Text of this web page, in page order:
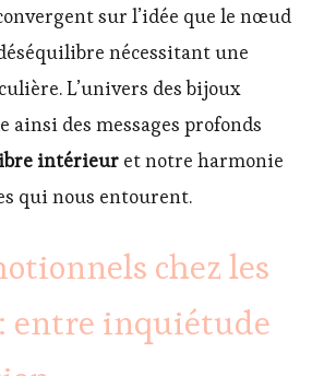
sur l’idée que le nœud
nécessitant une
L’univers des bijoux
ainsi des messages profonds
intérieur et notre harmonie
qui nous entourent.
chez les
entre inquiétude